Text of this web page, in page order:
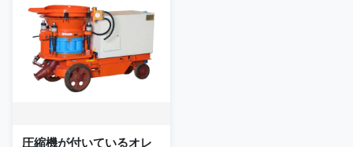
圧縮機が付いているオレ